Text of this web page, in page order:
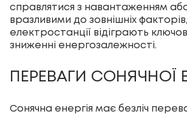
справлятися з навантаженням
вразливими до зовнішніх
електростанції відіграють
зниженні енергозалежності.
ПЕРЕВАГИ СОНЯЧНОЇ
Сонячна енергія має безліч